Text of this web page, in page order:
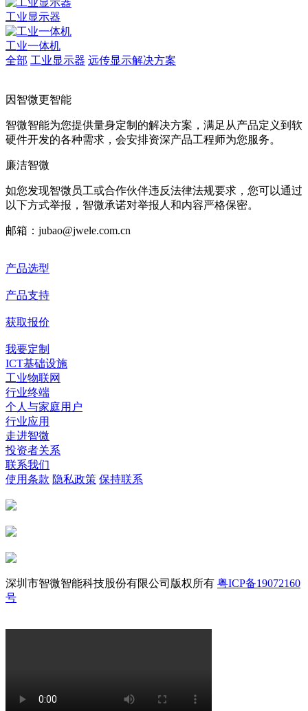
工业显示器
工业一体机
全部 工业显示器 远传显示解决方案
因智微更智能
智微智能为您提供量身定制的解决方案，满足从产品定义到软
硬件开发的各种需求，会安排资深产品工程师为您服务。
廉洁智微
如您发现智微员工或合作伙伴违反法律法规要求，您可以通过
以下方式举报，智微承诺对举报人和内容严格保密。
邮箱：jubao@jwele.com.cn
产品选型
产品支持
获取报价
我要定制
ICT基础设施
工业物联网
行业终端
个人与家庭用户
行业应用
走进智微
投资者关系
联系我们
使用条款 隐私政策 保持联系
深圳市智微智能科技股份有限公司版权所有 粤ICP备19072160
号